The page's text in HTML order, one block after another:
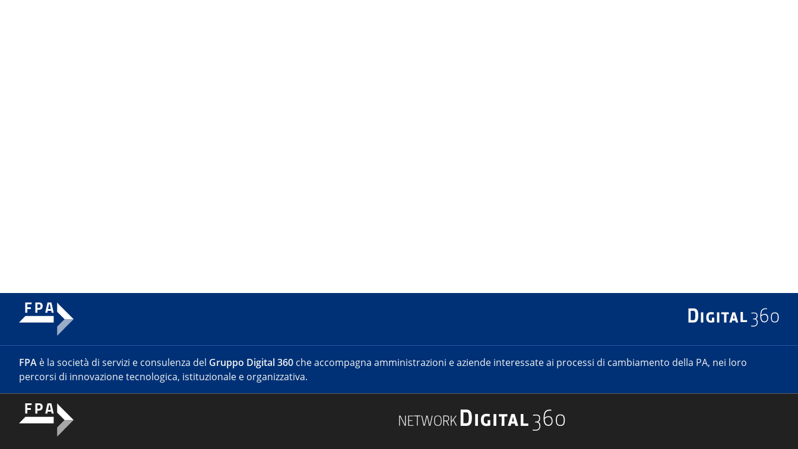
FPA è la società di servizi e consulenza del Gruppo Digital 360 che accompagna amministrazioni e aziende interessate ai processi di cambiamento della PA, nei loro
percorsi di innovazione tecnologica, istituzionale e organizzativa.